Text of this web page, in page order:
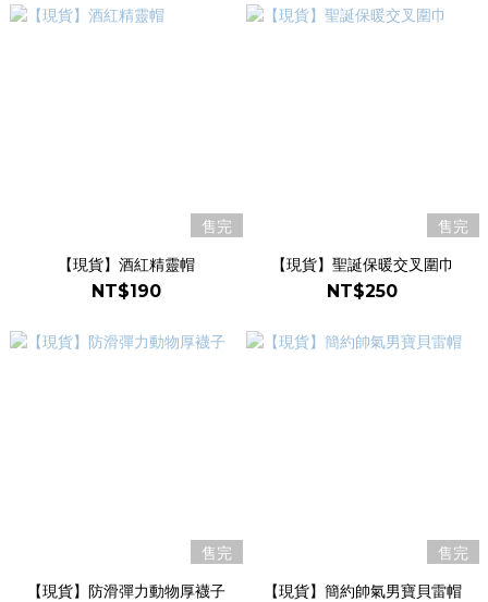
售完
【現貨】酒紅精靈帽
NT$190
售完
【現貨】聖誕保暖交叉圍巾
NT$250
售完
【現貨】防滑彈力動物厚襪子
售完
【現貨】簡約帥氣男寶貝雷帽